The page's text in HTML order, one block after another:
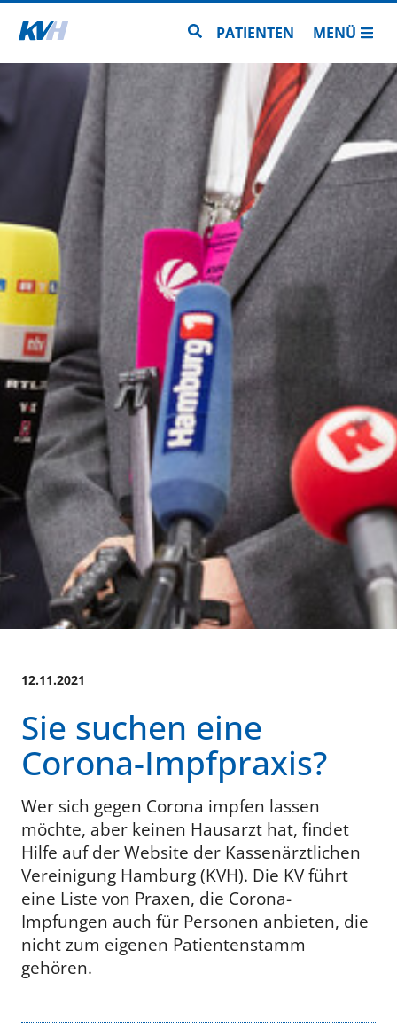
Zur Startseite Zur Seitensuche
PATIENTEN MENÜ
12.11.2021
Sie suchen eine
Corona-Impfpraxis?
Wer sich gegen Corona impfen lassen
möchte, aber keinen Hausarzt hat, findet
Hilfe auf der Website der Kassenärztlichen
Vereinigung Hamburg (KVH). Die KV führt
eine Liste von Praxen, die Corona-
Impfungen auch für Personen anbieten, die
nicht zum eigenen Patientenstamm
gehören.